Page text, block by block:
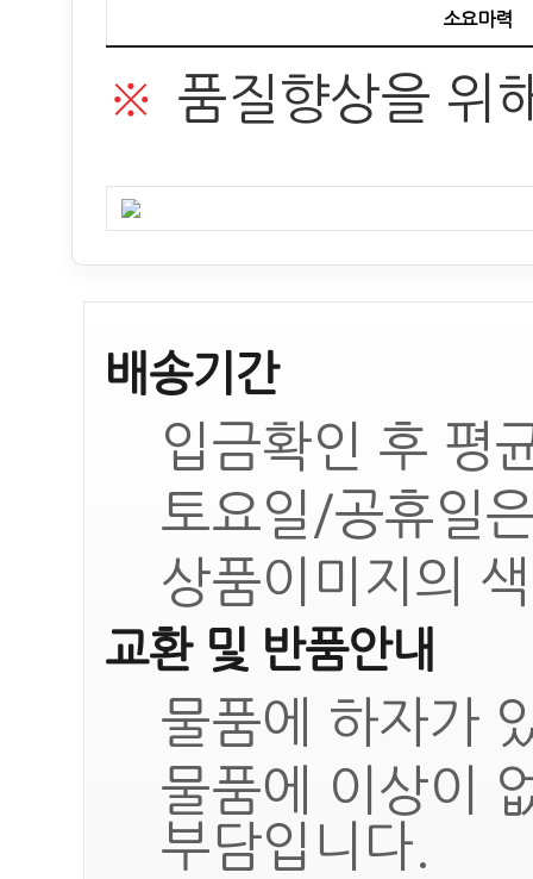
소요마력
※ 품질향상을 위
배송기간
입금확인 후 평
토요일/공휴일
상품이미지의
교환 및 반품안내
물품에 하자가
물품에 이상이
부담입니다.